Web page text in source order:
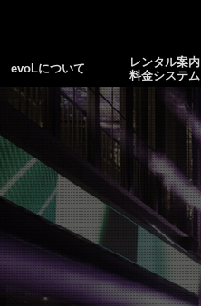
evoLについて
レンタル案内
料金システム